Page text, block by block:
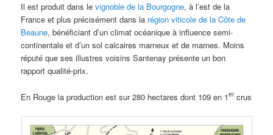
Il est produit dans levignoble de la Bourgogne, à l’est de la
France et plus précisément dans la région viticole de la Côte de
Beaune, bénéficiant d’un climat océanique à influence semi-
continentale et d’un sol calcaires marneux et de marnes. Moins
réputé que ses illustres voisins Santenay présente un bon
rapport qualité-prix.
En Rouge la production est sur 280 hectares dont 109 en 1ercrus